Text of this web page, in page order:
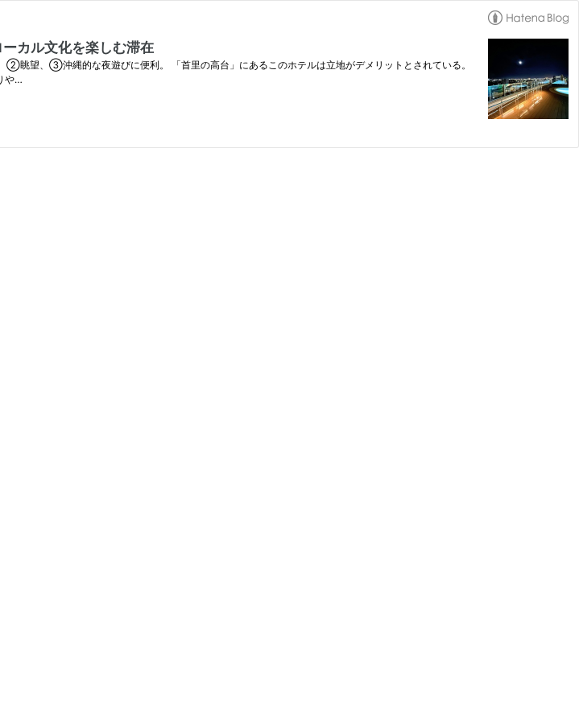
カル文化を楽しむ滞在
望、③沖縄的な夜遊びに便利。 「首里の高台」にあるこのホテルは立地がデメリットとされている。
や…